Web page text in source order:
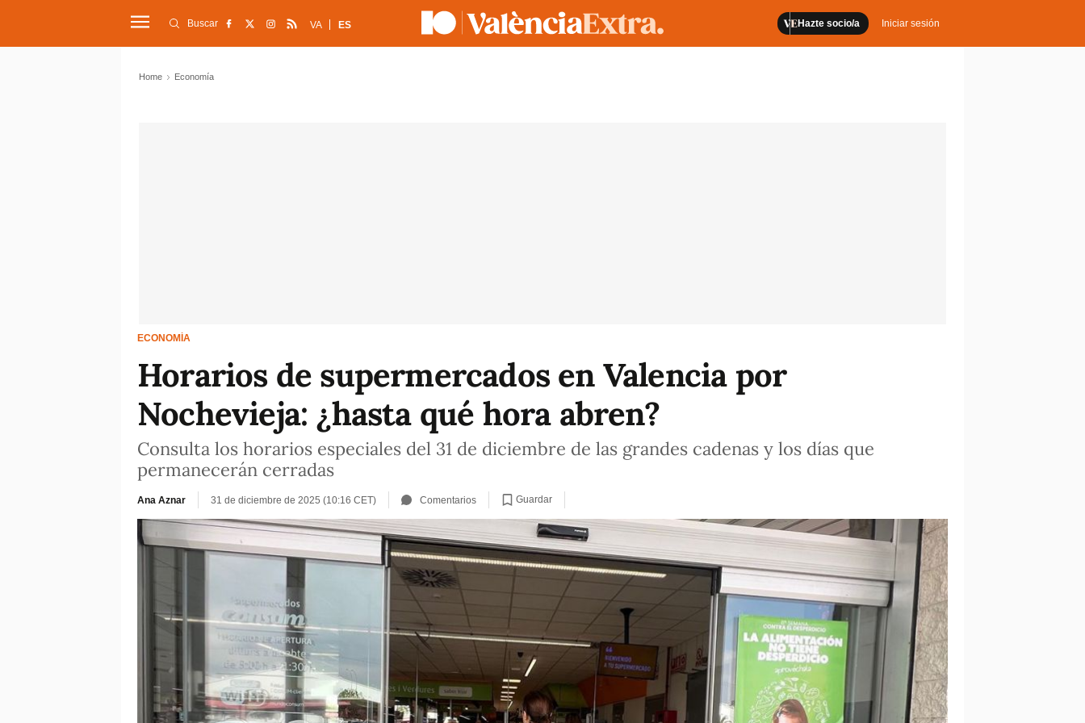
Hazte socio/a Iniciar sesión
Buscar VA ES
Home Economía
ECONOMÍA
Horarios de supermercados en Valencia por
Nochevieja: ¿hasta qué hora abren?
Consulta los horarios especiales del 31 de diciembre de las grandes cadenas y los días que
permanecerán cerradas
Ana Aznar 31 de diciembre de 2025 (10:16 CET) Comentarios Guardar